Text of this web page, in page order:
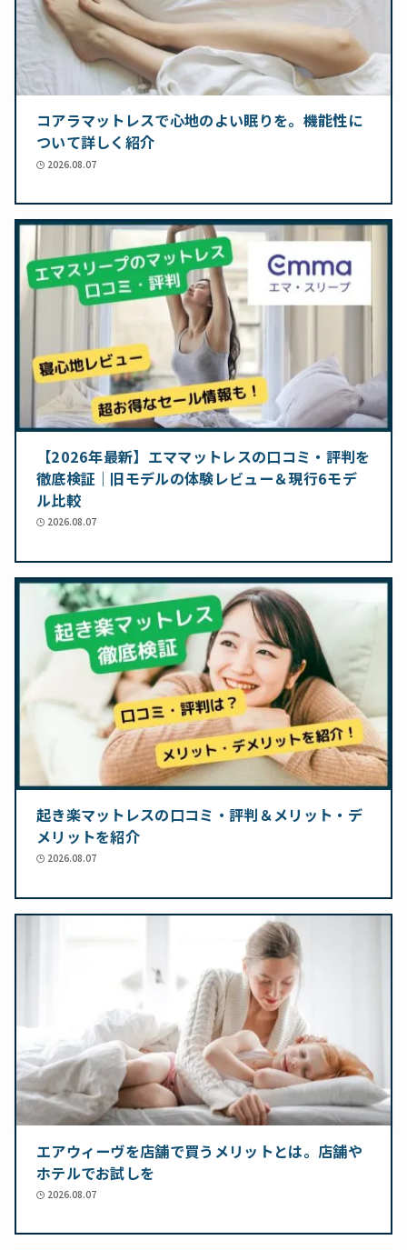
コアラマットレスで心地のよい眠りを。機能性に
ついて詳しく紹介
2026.08.07
【2026年最新】エママットレスの口コミ・評判を
徹底検証｜旧モデルの体験レビュー＆現行6モデ
ル比較
2026.08.07
起き楽マットレスの口コミ・評判＆メリット・デ
メリットを紹介
2026.08.07
エアウィーヴを店舗で買うメリットとは。店舗や
ホテルでお試しを
2026.08.07